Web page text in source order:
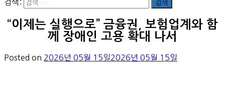
검색:
“이제는 실행으로” 금융권, 보험업계와 함
께 장애인 고용 확대 나서
Posted on 2026년 05월 15일2026년 05월 15일